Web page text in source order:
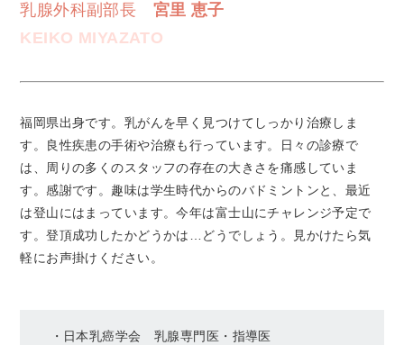
乳腺外科副部長 宮里 恵子
KEIKO MIYAZATO
福岡県出身です。乳がんを早く見つけてしっかり治療しま
す。良性疾患の手術や治療も行っています。日々の診療で
は、周りの多くのスタッフの存在の大きさを痛感していま
す。感謝です。趣味は学生時代からのバドミントンと、最近
は登山にはまっています。今年は富士山にチャレンジ予定で
す。登頂成功したかどうかは…どうでしょう。見かけたら気
軽にお声掛けください。
・日本乳癌学会 乳腺専門医・指導医